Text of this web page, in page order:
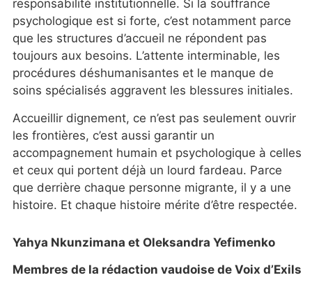
responsabilité institutionnelle. Si la souffrance
psychologique est si forte, c’est notamment parce
que les structures d’accueil ne répondent pas
toujours aux besoins. L’attente interminable, les
procédures déshumanisantes et le manque de
soins spécialisés aggravent les blessures initiales.
Accueillir dignement, ce n’est pas seulement ouvrir
les frontières, c’est aussi garantir un
accompagnement humain et psychologique à celles
et ceux qui portent déjà un lourd fardeau. Parce
que derrière chaque personne migrante, il y a une
histoire. Et chaque histoire mérite d’être respectée.
Yahya Nkunzimana et Oleksandra Yefimenko
Membres de la rédaction vaudoise de Voix d’Exils